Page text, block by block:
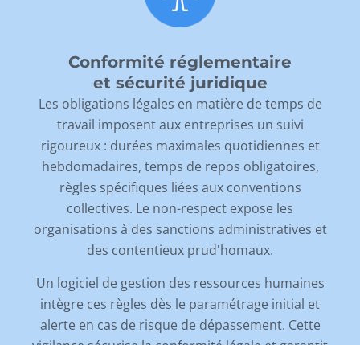
Conformité réglementaire
et sécurité juridique
Les obligations légales en matière de temps de
travail imposent aux entreprises un suivi
rigoureux : durées maximales quotidiennes et
hebdomadaires, temps de repos obligatoires,
règles spécifiques liées aux conventions
collectives. Le non-respect expose les
organisations à des sanctions administratives et
des contentieux prud'homaux.
Un logiciel de gestion des ressources humaines
intègre ces règles dès le paramétrage initial et
alerte en cas de risque de dépassement. Cette